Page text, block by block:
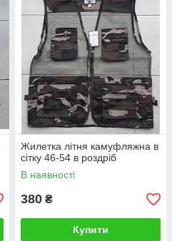
Жилетка літня камуфляжна в
сітку 46-54 в роздріб
В наявності
380 ₴
Купити